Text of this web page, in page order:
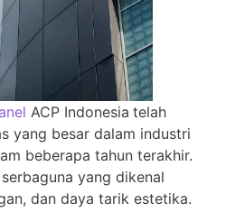
ACP Indonesia telah
yang besar dalam industri
beberapa tahun terakhir.
yang dikenal
dan daya tarik estetika.